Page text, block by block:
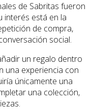
de Sabritas fueron
interés está en la
de compra,
social.
un regalo dentro
una experiencia con
únicamente una
una colección,